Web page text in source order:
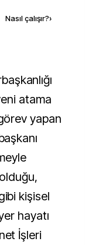
Nasıl çalışır?›
atama
yapan
kişisel
hayatı
İşleri